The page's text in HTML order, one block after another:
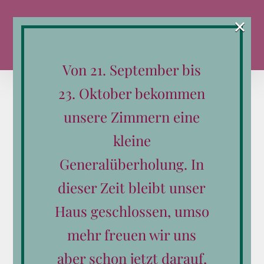
Inhalt
Hochzeit am Schörhof – Heiraten in
Saalfelden Leogang
schoerhof | März 24th, 2025 Feste und Feiern
Von 21. September bis
23. Oktober bekommen
unsere Zimmern eine
kleine
Generalüberholung. In
dieser Zeit bleibt unser
Haus geschlossen, umso
mehr freuen wir uns
aber schon jetzt darauf,
×